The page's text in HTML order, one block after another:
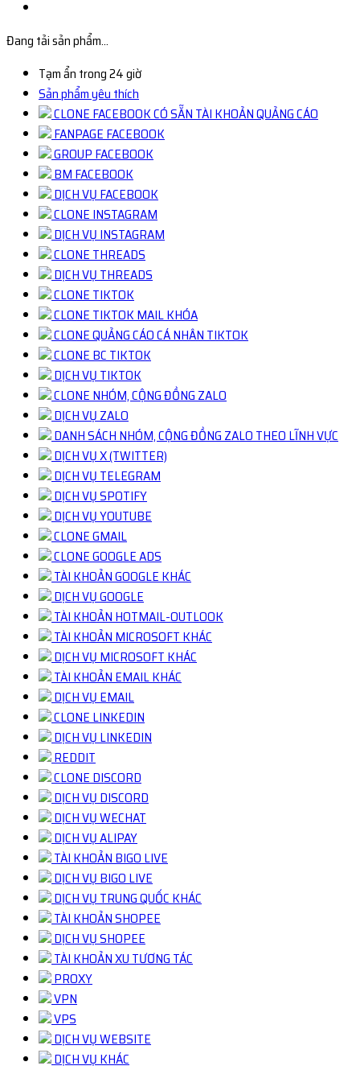
Đang tải sản phẩm...
Tạm ẩn trong 24 giờ
Sản phẩm yêu thích
CLONE FACEBOOK CÓ SẴN TÀI KHOẢN QUẢNG CÁO
FANPAGE FACEBOOK
GROUP FACEBOOK
BM FACEBOOK
DỊCH VỤ FACEBOOK
CLONE INSTAGRAM
DỊCH VỤ INSTAGRAM
CLONE THREADS
DỊCH VỤ THREADS
CLONE TIKTOK
CLONE TIKTOK MAIL KHÓA
CLONE QUẢNG CÁO CÁ NHÂN TIKTOK
CLONE BC TIKTOK
DỊCH VỤ TIKTOK
CLONE NHÓM, CỘNG ĐỒNG ZALO
DỊCH VỤ ZALO
DANH SÁCH NHÓM, CỘNG ĐỒNG ZALO THEO LĨNH VỰC
DỊCH VỤ X (TWITTER)
DỊCH VỤ TELEGRAM
DỊCH VỤ SPOTIFY
DỊCH VỤ YOUTUBE
CLONE GMAIL
CLONE GOOGLE ADS
TÀI KHOẢN GOOGLE KHÁC
DỊCH VỤ GOOGLE
TÀI KHOẢN HOTMAIL-OUTLOOK
TÀI KHOẢN MICROSOFT KHÁC
DỊCH VỤ MICROSOFT KHÁC
TÀI KHOẢN EMAIL KHÁC
DỊCH VỤ EMAIL
CLONE LINKEDIN
DỊCH VỤ LINKEDIN
REDDIT
CLONE DISCORD
DỊCH VỤ DISCORD
DỊCH VỤ WECHAT
DỊCH VỤ ALIPAY
TÀI KHOẢN BIGO LIVE
DỊCH VỤ BIGO LIVE
DỊCH VỤ TRUNG QUỐC KHÁC
TÀI KHOẢN SHOPEE
DỊCH VỤ SHOPEE
TÀI KHOẢN XU TƯƠNG TÁC
PROXY
VPN
VPS
DỊCH VỤ WEBSITE
DỊCH VỤ KHÁC